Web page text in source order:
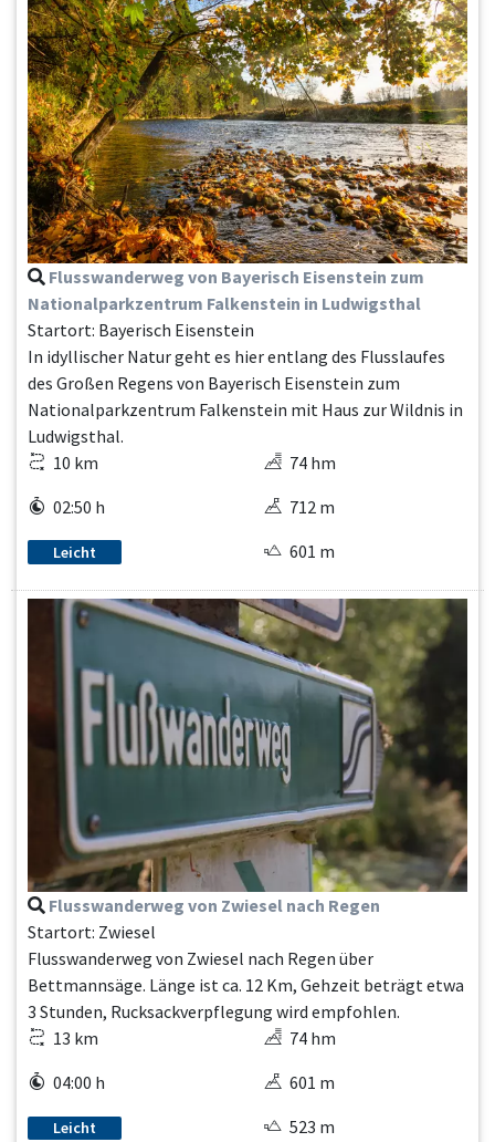
Flusswanderweg von Bayerisch Eisenstein zum
Nationalparkzentrum Falkenstein in Ludwigsthal
Startort: Bayerisch Eisenstein
In idyllischer Natur geht es hier entlang des Flusslaufes
des Großen Regens von Bayerisch Eisenstein zum
Nationalparkzentrum Falkenstein mit Haus zur Wildnis in
Ludwigsthal.
10 km
02:50 h
Leicht
74 hm
712 m
601 m
Flusswanderweg von Zwiesel nach Regen
Startort: Zwiesel
Flusswanderweg von Zwiesel nach Regen über
Bettmannsäge. Länge ist ca. 12 Km, Gehzeit beträgt etwa
3 Stunden, Rucksackverpflegung wird empfohlen.
13 km
04:00 h
Leicht
74 hm
601 m
523 m